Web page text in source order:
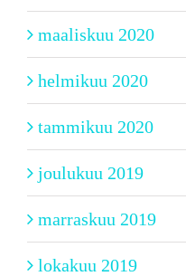
maaliskuu 2020
helmikuu 2020
tammikuu 2020
joulukuu 2019
marraskuu 2019
lokakuu 2019